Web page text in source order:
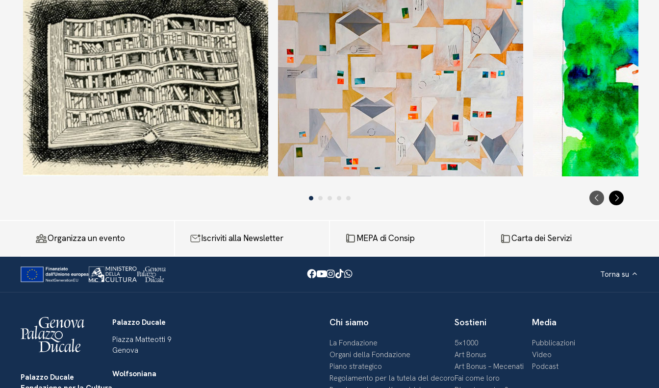
PRECEDENTE
Organizza un evento Iscriviti alla Newsletter MEPA di Consip Carta dei Servizi
Facebook
Youtube
Instagram
TikTok
WhatsApp Torna su
Palazzo Ducale
Palazzo Ducale
Piazza Matteotti 9
Genova
Wolfsoniana
Chi siamo
La Fondazione
Organi della Fondazione
Piano strategico
Regolamento per la tutela del decoro
Sostieni
5×1000
Art Bonus
Art Bonus – Mecenati
Fai come loro
Media
Pubblicazioni
Video
Podcast